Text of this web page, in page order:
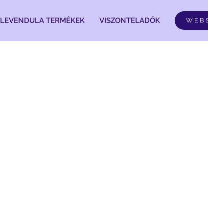
LEVENDULA TERMÉKEK VISZONTELADÓK